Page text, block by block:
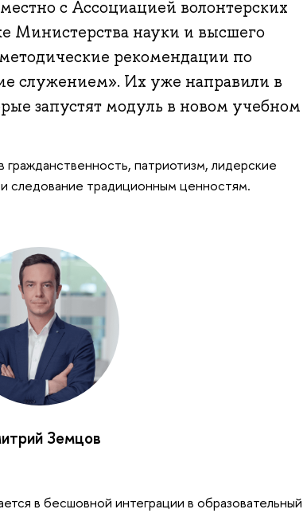
с Ассоциацией волонтерских
Министерства науки и высшего
рекомендации по
служением». Их уже направили в
запустят модуль в новом учебном
гражданственность, патриотизм, лидерские
следование традиционным ценностям.
Земцов
в бесшовной интеграции в образовательный